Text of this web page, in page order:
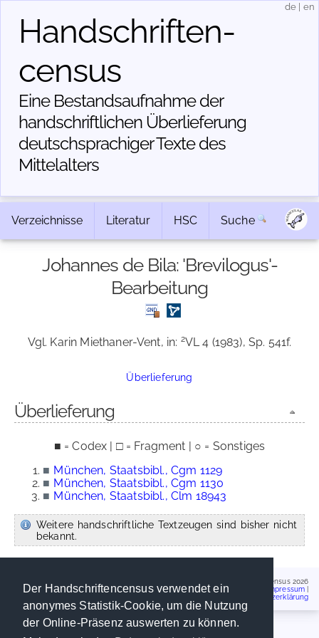
Der Handschriftencensus verwendet ein
anonymes Statistik-Cookie, um die Nutzung
der Online-Präsenz auswerten zu können.
Handschriften­
census
Eine Bestandsaufnahme der
handschriftlichen Über­lieferung
deutschsprachiger Texte des
Mittelalters
de en
Verzeichnisse Literatur HSC Suche
Johannes de Bila: 'Brevilogus'-
Bearbeitung
Vgl. Karin Miethaner-Vent, in: 2VL 4 (1983), Sp. 541f.
Überlieferung
Überlieferung
■ = Codex | □ = Fragment | ○ = Sonstiges
■ München, Staatsbibl., Cgm 1129
■ München, Staatsbibl., Cgm 1130
■ München, Staatsbibl., Clm 18943
Weitere handschriftliche Textzeugen sind bisher nicht
bekannt.
Handschriftencensus 2026
Impressum
Datenschutzerklärung